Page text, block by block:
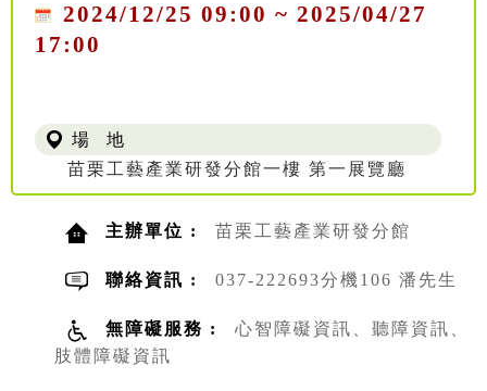
2024/12/25 09:00 ~ 2025/04/27
17:00
場 地
苗栗工藝產業研發分館一樓 第一展覽廳
主辦單位 : 苗栗工藝產業研發分館
聯絡資訊 : 037-222693分機106 潘先生
無障礙服務 :
心智障礙資訊、聽障資訊、
肢體障礙資訊